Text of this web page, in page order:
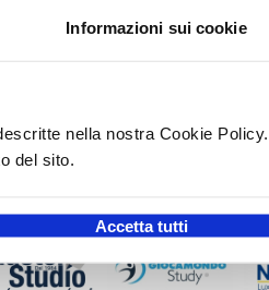
Informazioni sui cookie
nella nostra Cookie Policy.
del sito.
Accetta tutti